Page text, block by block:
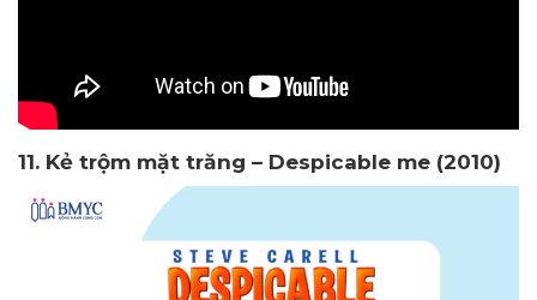
11. Kẻ trộm mặt trăng – Despicable me (2010)